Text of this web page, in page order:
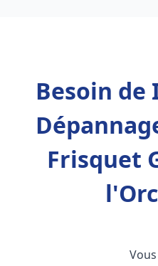
Besoin
Frisquet